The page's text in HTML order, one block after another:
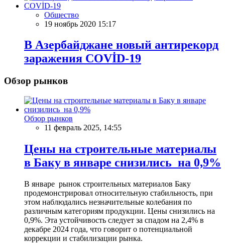
Общество
19 ноябрь 2020 15:17
В Азербайджане новый антирекорд
заражения COVİD-19
Обзор рынков
Обзор рынков
11 февраль 2025, 14:55
Цены на строительные материалы
в Баку в январе снизились на 0,9%
В январе рынок строительных материалов Баку
продемонстрировал относительную стабильность, при
этом наблюдались незначительные колебания по
различным категориям продукции. Цены снизились на
0,9%. Эта устойчивость следует за спадом на 2,4% в
декабре 2024 года, что говорит о потенциальной
коррекции и стабилизации рынка.